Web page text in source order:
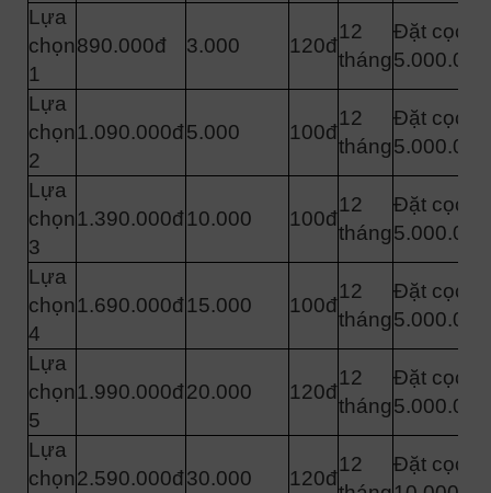
Lựa
chọn
1
890.000đ 3.000 120đ
12
tháng
Đặt cọc
5.000.000
Lựa
chọn
2
1.090.000đ5.000 100đ
12
tháng
Đặt cọc
5.000.000
Lựa
chọn
3
1.390.000đ10.000 100đ
12
tháng
Đặt cọc
5.000.000
Lựa
chọn
4
1.690.000đ15.000 100đ
12
tháng
Đặt cọc
5.000.000
Lựa
chọn
5
1.990.000đ20.000 120đ
12
tháng
Đặt cọc
5.000.000
Lựa
chọn2.590.000đ30.000 120đ
12
Đặt cọc